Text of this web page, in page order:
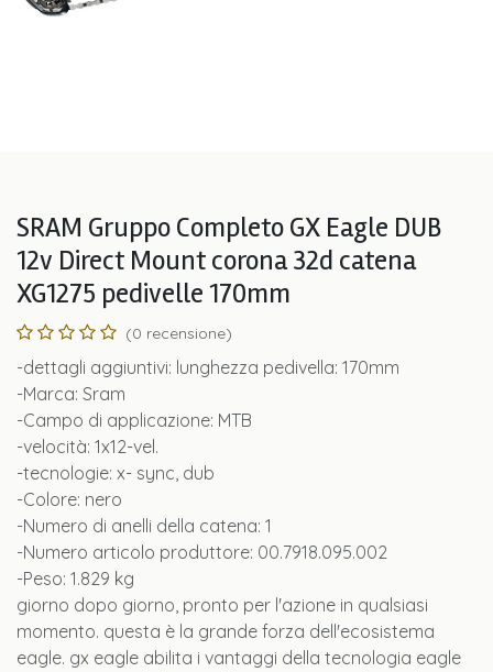
SRAM Gruppo Completo GX Eagle DUB
12v Direct Mount corona 32d catena
XG1275 pedivelle 170mm
(0 recensione)
-dettagli aggiuntivi: lunghezza pedivella: 170mm
-Marca: Sram
-Campo di applicazione: MTB
-velocità: 1x12-vel.
-tecnologie: x- sync, dub
-Colore: nero
-Numero di anelli della catena: 1
-Numero articolo produttore: 00.7918.095.002
-Peso: 1.829 kg
giorno dopo giorno, pronto per l'azione in qualsiasi
momento. questa è la grande forza dell'ecosistema
eagle. gx eagle abilita i vantaggi della tecnologia eagle